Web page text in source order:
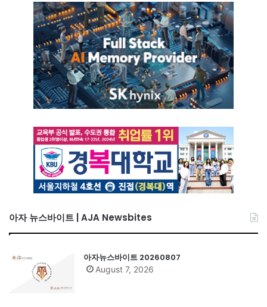
아자 뉴스바이트 | AJA Newsbites
아자뉴스바이트 20260807
August 7, 2026